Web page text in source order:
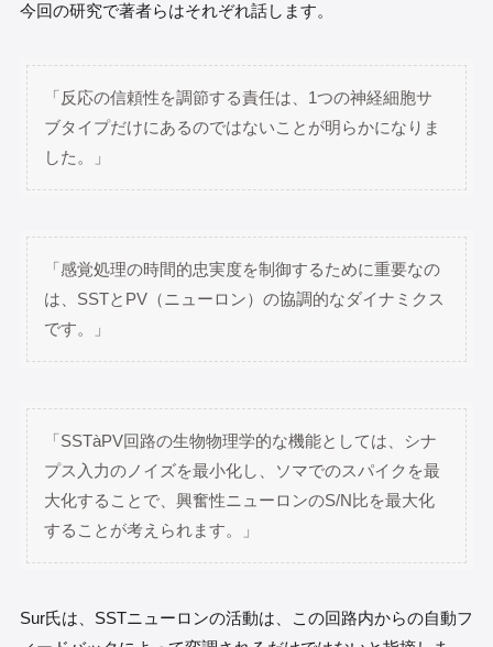
今回の研究で著者らはそれぞれ話します。
「反応の信頼性を調節する責任は、1つの神経細胞サ
ブタイプだけにあるのではないことが明らかになりま
した。」
「感覚処理の時間的忠実度を制御するために重要なの
は、SSTとPV（ニューロン）の協調的なダイナミクス
です。」
「SSTàPV回路の生物物理学的な機能としては、シナ
プス入力のノイズを最小化し、ソマでのスパイクを最
大化することで、興奮性ニューロンのS/N比を最大化
することが考えられます。」
Sur氏は、SSTニューロンの活動は、この回路内からの自動フ